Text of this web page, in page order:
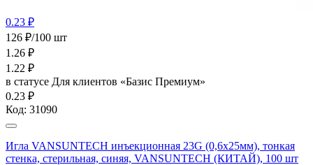
0.23 ₽
126 ₽/100 шт
1.26 ₽
1.22 ₽
в статусе Для клиентов «Базис Премиум»
0.23 ₽
Код: 31090
Игла VANSUNTECH инъекционная 23G (0,6х25мм), тонкая
стенка, стерильная, синяя, VANSUNTECH (КИТАЙ), 100 шт